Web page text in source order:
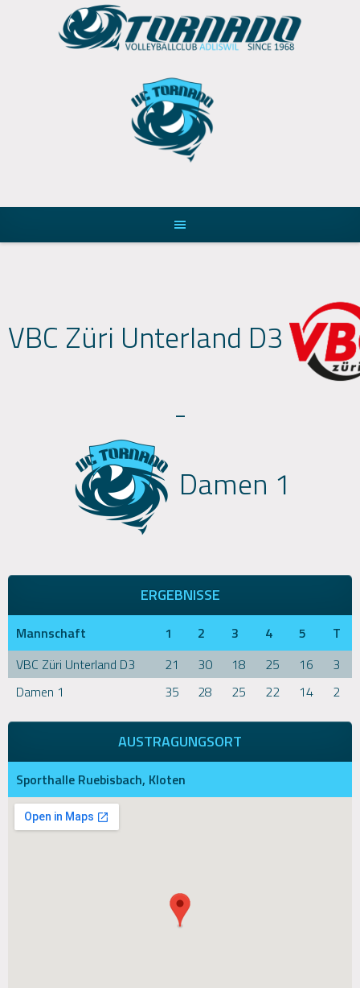
VBC Züri Unterland D3
-
Damen 1
ERGEBNISSE
Mannschaft 1 2 3 4 5
T
VBC Züri Unterland D3
21 30 18 25 16
3
Damen 1
35 28 25 22 14 2
AUSTRAGUNGSORT
Sporthalle Ruebisbach, Kloten